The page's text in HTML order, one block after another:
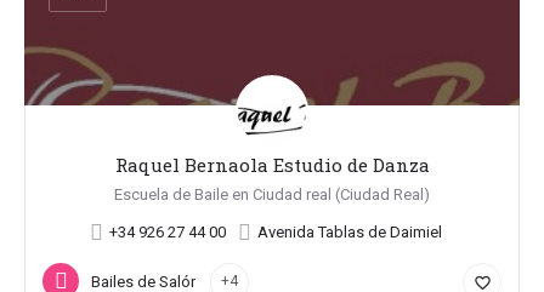
Raquel Bernaola Estudio de Danza
Escuela de Baile en Ciudad real (Ciudad Real)
+34 926 27 44 00 Avenida Tablas de Daimiel
Bailes de Salón +4 favorite_border